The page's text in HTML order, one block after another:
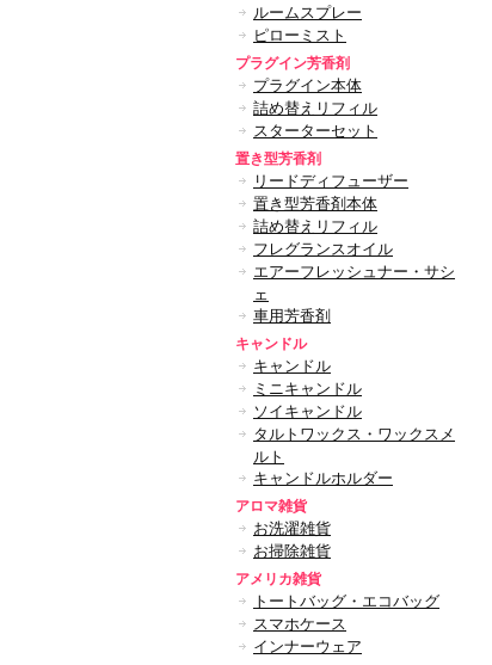
ルームスプレー
ピローミスト
プラグイン芳香剤
プラグイン本体
詰め替えリフィル
スターターセット
置き型芳香剤
リードディフューザー
置き型芳香剤本体
詰め替えリフィル
フレグランスオイル
エアーフレッシュナー・サシ
ェ
車用芳香剤
キャンドル
キャンドル
ミニキャンドル
ソイキャンドル
タルトワックス・ワックスメ
ルト
キャンドルホルダー
アロマ雑貨
お洗濯雑貨
お掃除雑貨
アメリカ雑貨
トートバッグ・エコバッグ
スマホケース
インナーウェア